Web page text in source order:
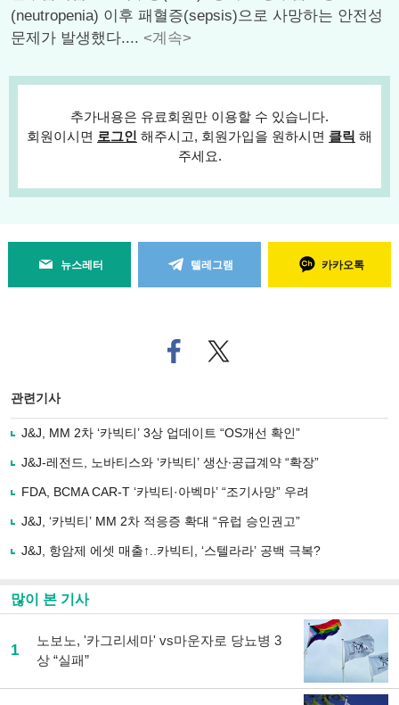
(neutropenia) 이후 패혈증(sepsis)으로 사망하는 안전성
문제가 발생했다.... <계속>
추가내용은 유료회원만 이용할 수 있습니다.
회원이시면 로그인 해주시고, 회원가입을 원하시면 클릭 해
주세요.
뉴스레터 텔레그램 카카오톡
페
이
로
기
사
유
기
트위
터로
관련기사
J&J, MM 2차 ‘카빅티’ 3상 업데이트 “OS개선 확인”
J&J-레전드, 노바티스와 ‘카빅티’ 생산∙공급계약 “확장”
FDA, BCMA CAR-T ‘카빅티·아벡마’ “조기사망” 우려
J&J, ‘카빅티’ MM 2차 적응증 확대 “유럽 승인권고”
J&J, 항암제 에셋 매출↑..카빅티, ‘스텔라라’ 공백 극복?
많이 본 기사
1
노보노, '카그리세마' vs마운자로 당뇨병 3
상 “실패”